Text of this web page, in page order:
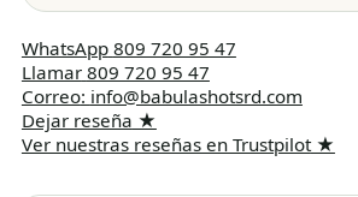
WhatsApp 809 720 95 47
Llamar 809 720 95 47
Correo: info@babulashotsrd.com
Dejar reseña ★
Ver nuestras reseñas en Trustpilot★